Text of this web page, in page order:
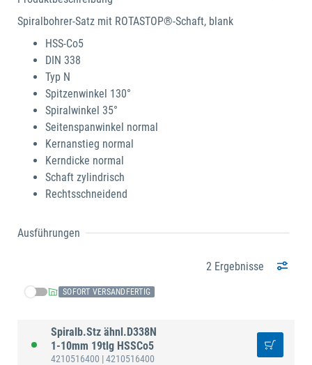
Spiralbohrer-Satz mit ROTASTOP®-Schaft, blank
HSS-Co5
DIN 338
Typ N
Spitzenwinkel 130°
Spiralwinkel 35°
Seitenspanwinkel normal
Kernanstieg normal
Kerndicke normal
Schaft zylindrisch
Rechtsschneidend
Ausführungen
2 Ergebnisse
SOFORT VERSANDFERTIG
Spiralb.Stz ähnl.D338N
1-10mm 19tlg HSSCo5
4210516400 | 4210516400